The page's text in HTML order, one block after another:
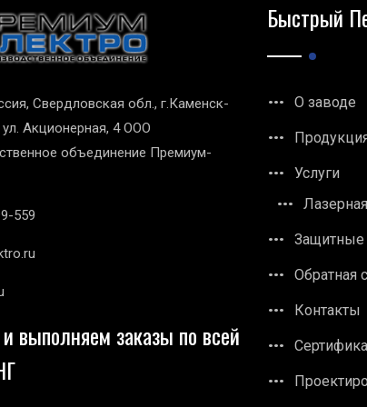
Свердловская обл., г.Каменск-
Акционерная, 4 ООО
объединение Премиум-
559
выполняем заказы по всей
Быстрый
О заводе
Услуги
Защитные
Обратная
Контакты